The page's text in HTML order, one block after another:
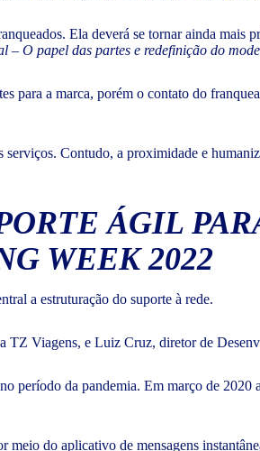
Ela deverá se tornar ainda mais
– O papel das partes e redefinição do
para a marca, porém o contato do
Contudo, a proximidade e
ÁGIL
WEEK 2022
a estruturação do suporte à rede.
TZ Viagens, e Luiz Cruz, diretor de
no período da pandemia. Em março de 2020
meio do aplicativo de mensagens